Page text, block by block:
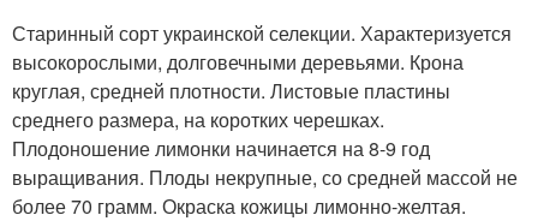
Старинный сорт украинской селекции. Характеризуется
высокорослыми, долговечными деревьями. Крона
круглая, средней плотности. Листовые пластины
среднего размера, на коротких черешках.
Плодоношение лимонки начинается на 8-9 год
выращивания. Плоды некрупные, со средней массой не
более 70 грамм. Окраска кожицы лимонно-желтая.